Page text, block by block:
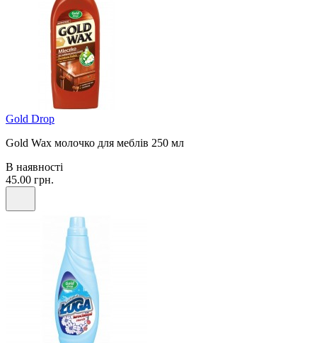
Gold Drop
Gold Wax молочко для меблів 250 мл
В наявності
45.00 грн.